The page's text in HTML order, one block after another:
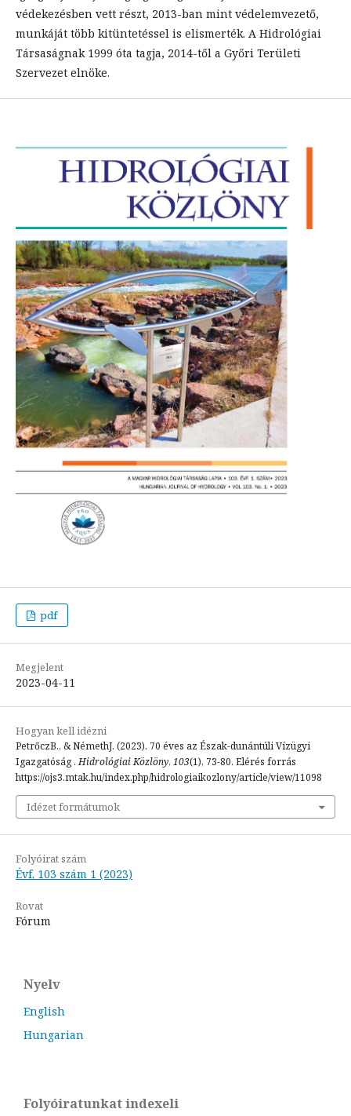
védekezésben vett részt, 2013-ban mint védelemvezető,
munkáját több kitüntetéssel is elismerték. A Hidrológiai
Társaságnak 1999 óta tagja, 2014-től a Győri Területi
Szervezet elnöke.
pdf
Megjelent
2023-04-11
Hogyan kell idézni
PetrőczB., & NémethJ. (2023). 70 éves az Észak-dunántúli Vízügyi
Igazgatóság .Hidrológiai Közlöny, 103(1), 73-80. Elérés forrás
https://ojs3.mtak.hu/index.php/hidrologiaikozlony/article/view/11098
Idézet formátumok
Folyóirat szám
Évf. 103 szám 1 (2023)
Rovat
Fórum
Nyelv
English
Hungarian
Folyóiratunkat indexeli